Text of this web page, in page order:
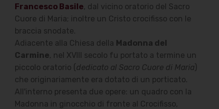
Francesco Basile, dal vicino oratorio del Sacro
Cuore di Maria; inoltre un Cristo crocifisso con le
braccia snodate.
Adiacente alla Chiesa della Madonna del
Carmine, nel XVIII secolo fu portato a termine un
piccolo oratorio ( dedicato al Sacro Cuore di Maria)
che originariamente era dotato di un porticato.
All'interno presenta due opere: un quadro con la
Madonna in ginocchio di fronte al Crocifisso,